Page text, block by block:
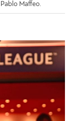
Maffeo.